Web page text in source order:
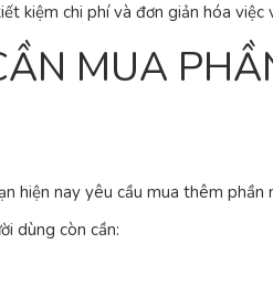
kiệm chi phí và đơn giản hóa việc
MUA
hiện nay yêu cầu mua thêm phần
dùng còn cần: